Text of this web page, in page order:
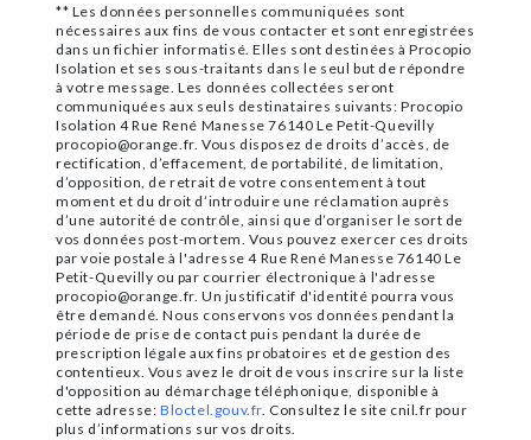
** Les données personnelles communiquées sont
nécessaires aux fins de vous contacter et sont enregistrées
dans un fichier informatisé. Elles sont destinées à Procopio
Isolation et ses sous-traitants dans le seul but de répondre
à votre message. Les données collectées seront
communiquées aux seuls destinataires suivants: Procopio
Isolation 4 Rue René Manesse 76140 Le Petit-Quevilly
procopio@orange.fr. Vous disposez de droits d’accès, de
rectification, d’effacement, de portabilité, de limitation,
d’opposition, de retrait de votre consentement à tout
moment et du droit d’introduire une réclamation auprès
d’une autorité de contrôle, ainsi que d’organiser le sort de
vos données post-mortem. Vous pouvez exercer ces droits
par voie postale à l'adresse 4 Rue René Manesse 76140 Le
Petit-Quevilly ou par courrier électronique à l'adresse
procopio@orange.fr. Un justificatif d'identité pourra vous
être demandé. Nous conservons vos données pendant la
période de prise de contact puis pendant la durée de
prescription légale aux fins probatoires et de gestion des
contentieux. Vous avez le droit de vous inscrire sur la liste
d'opposition au démarchage téléphonique, disponible à
cette adresse: Bloctel.gouv.fr . Consultez le site cnil.fr pour
plus d’informations sur vos droits.